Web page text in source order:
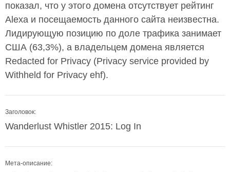
показал, что у этого домена отсутствует рейтинг
Alexa и посещаемость данного сайта неизвестна.
Лидирующую позицию по доле трафика занимает
США (63,3%), а владельцем домена является
Redacted for Privacy (Privacy service provided by
Withheld for Privacy ehf).
Заголовок:
Wanderlust Whistler 2015: Log In
Мета-описание: